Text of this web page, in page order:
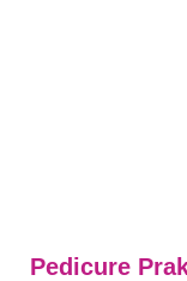
Pedicure